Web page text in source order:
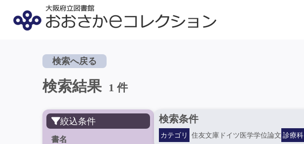
検索へ戻る
検索結果 1 件
絞込条件
書名
検索条件
カテゴリ 住友文庫ドイツ医学学位論文 診療科